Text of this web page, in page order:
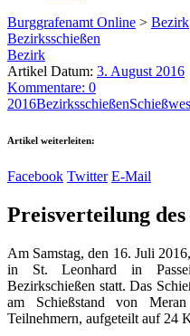
Burggrafenamt Online > Bezirk
Bezirksschießen
Bezirk
Artikel Datum: 3. August 2016
Kommentare: 0
2016Bezirksschießen
Artikel weiterleiten:
Facebook Twitter E-Mail
Preisverteilung
Am Samstag, den 16. Juli
in St. Leonhard in
Bezirkschießen statt. Das
am Schießstand von
Teilnehmern, aufgeteilt auf 24